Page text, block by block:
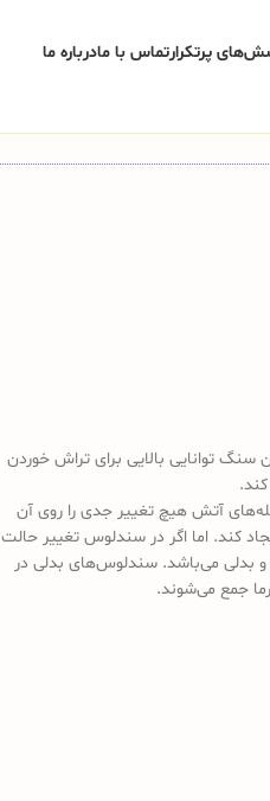
پرتکرارتماس با مادرباره ما
توانایی بالایی برای تراش خوردن
آتش هیچ تغییر جدی را روی آن
کند. اما اگر در سندلوس تغییر حالت
بدلی می‌باشد. سندلوس‌های بدلی در
جمع می‌شوند.